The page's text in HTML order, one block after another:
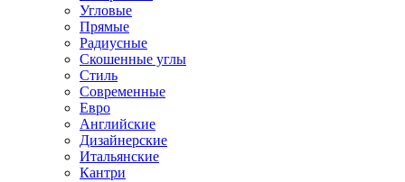
Угловые
Прямые
Радиусные
Скошенные углы
Стиль
Современные
Евро
Английские
Дизайнерские
Итальянские
Кантри